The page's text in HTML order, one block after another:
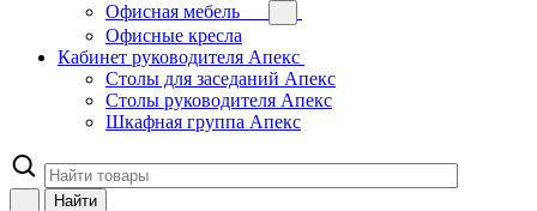
Офисная мебель
Офисные кресла
Кабинет руководителя Апекс
Столы для заседаний Апекс
Столы руководителя Апекс
Шкафная группа Апекс
Найти